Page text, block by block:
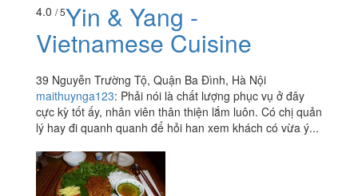
4.0 / 5Yin & Yang -
Vietnamese Cuisine
39 Nguyễn Trường Tộ, Quận Ba Đình, Hà Nội
maithuynga123: Phải nói là chất lượng phục vụ ở đây
cực kỳ tốt ấy, nhân viên thân thiện lắm luôn. Có chị quản
lý hay đi quanh quanh để hỏi han xem khách có vừa ý...